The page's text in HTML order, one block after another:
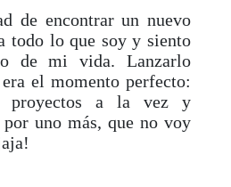
de encontrar un nuevo
todo lo que soy y siento
de mi vida. Lanzarlo
el momento perfecto:
proyectos a la vez y
uno más, que no voy